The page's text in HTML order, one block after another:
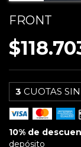
FRONT
3 CUOTAS
10% de
depósito